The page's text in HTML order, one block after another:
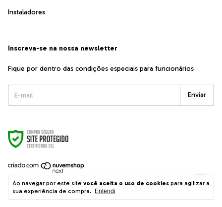
Ao navegar por este site você aceita o uso de cookies para agilizar a
sua experiência de compra.
Entendi
Instaladores
Inscreva-se na nossa newsletter
Fique por dentro das condições especiais para funcionários
Copyright ASSA ABLOY BRASIL INDUSTRIA E COMERCIO LTDA -
02214604000670 - 2026. Todos os direitos reservados.